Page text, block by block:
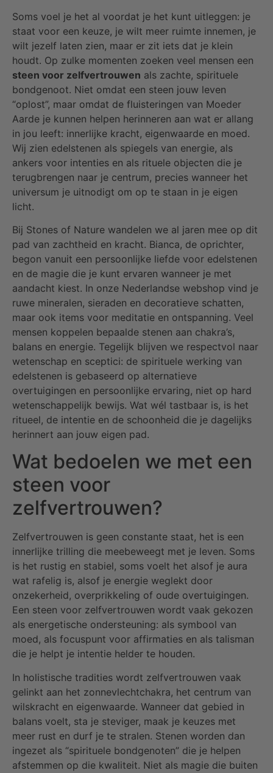
Soms voel je het al voordat je het kunt uitleggen: je
staat voor een keuze, je wilt meer ruimte innemen, je
wilt jezelf laten zien, maar er zit iets dat je klein
houdt. Op zulke momenten zoeken veel mensen een
steen voor zelfvertrouwen als zachte, spirituele
bondgenoot. Niet omdat een steen jouw leven
“oplost”, maar omdat de fluisteringen van Moeder
Aarde je kunnen helpen herinneren aan wat er allang
in jou leeft: innerlijke kracht, eigenwaarde en moed.
Wij zien edelstenen als spiegels van energie, als
ankers voor intenties en als rituele objecten die je
terugbrengen naar je centrum, precies wanneer het
universum je uitnodigt om op te staan in je eigen
licht.
Bij Stones of Nature wandelen we al jaren mee op dit
pad van zachtheid en kracht. Bianca, de oprichter,
begon vanuit een persoonlijke liefde voor edelstenen
en de magie die je kunt ervaren wanneer je met
aandacht kiest. In onze Nederlandse webshop vind je
ruwe mineralen, sieraden en decoratieve schatten,
maar ook items voor meditatie en ontspanning. Veel
mensen koppelen bepaalde stenen aan chakra’s,
balans en energie. Tegelijk blijven we respectvol naar
wetenschap en sceptici: de spirituele werking van
edelstenen is gebaseerd op alternatieve
overtuigingen en persoonlijke ervaring, niet op hard
wetenschappelijk bewijs. Wat wél tastbaar is, is het
ritueel, de intentie en de schoonheid die je dagelijks
herinnert aan jouw eigen pad.
Wat bedoelen we met een
steen voor
zelfvertrouwen?
Zelfvertrouwen is geen constante staat, het is een
innerlijke trilling die meebeweegt met je leven. Soms
is het rustig en stabiel, soms voelt het alsof je aura
wat rafelig is, alsof je energie weglekt door
onzekerheid, overprikkeling of oude overtuigingen.
Een steen voor zelfvertrouwen wordt vaak gekozen
als energetische ondersteuning: als symbool van
moed, als focuspunt voor affirmaties en als talisman
die je helpt je intentie helder te houden.
In holistische tradities wordt zelfvertrouwen vaak
gelinkt aan het zonnevlechtchakra, het centrum van
wilskracht en eigenwaarde. Wanneer dat gebied in
balans voelt, sta je steviger, maak je keuzes met
meer rust en durf je te stralen. Stenen worden dan
ingezet als “spirituele bondgenoten” die je helpen
afstemmen op die kwaliteit. Niet als magie die buiten